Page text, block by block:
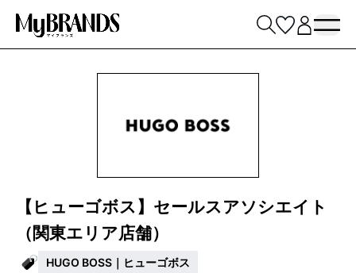
【ヒューゴボス】セールスアソシエイト
（関東エリア店舗）
HUGO BOSS｜ヒューゴボス